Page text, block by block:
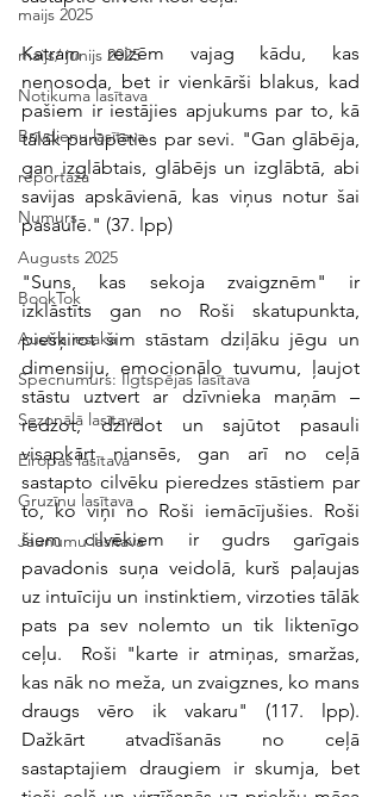
maijs 2025
maijs/ jūnijs 2025
Notikuma lasītava
Brīvdienu lasītava
reportāža
Numurs
Augusts 2025
BookTok
Austra iesaka
Specnumurs: Ilgtspējas lasītava
Sezonālā lasītava
Eiropas lasītava
Gruzīnu lasītava
Jaunumu lasītava
Katram reizēm vajag kādu, kas
nenosoda, bet ir vienkārši blakus, kad
pašiem ir iestājies apjukums par to, kā
tālāk parūpēties par sevi. "Gan glābēja,
gan izglābtais, glābējs un izglābtā, abi
savijas apskāvienā, kas viņus notur šai
pasaulē." (37. lpp)
"Suns, kas sekoja zvaigznēm" ir
izklāstīts gan no Roši skatupunkta,
piešķirot šim stāstam dziļāku jēgu un
dimensiju, emocionālo tuvumu, ļaujot
stāstu uztvert ar dzīvnieka maņām –
redzot, dzirdot un sajūtot pasauli
visapkārt niansēs, gan arī no ceļā
sastapto cilvēku pieredzes stāstiem par
to, ko viņi no Roši iemācījušies. Roši
šiem cilvēkiem ir gudrs garīgais
pavadonis suņa veidolā, kurš paļaujas
uz intuīciju un instinktiem, virzoties tālāk
pats pa sev nolemto un tik liktenīgo
ceļu.  Roši "karte ir atmiņas, smaržas,
kas nāk no meža, un zvaigznes, ko mans
draugs vēro ik vakaru" (117. lpp).
Dažkārt atvadīšanās no ceļā
sastaptajiem draugiem ir skumja, bet